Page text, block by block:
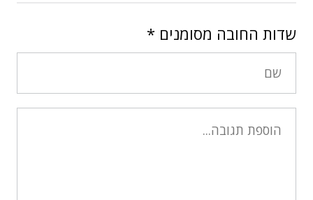
שדות החובה מסומנים *